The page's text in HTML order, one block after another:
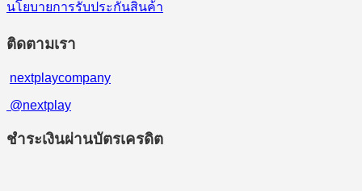
นโยบายการรับประกันสินค้า
ติดตามเรา
nextplaycompany
@nextplay
ชำระเงินผ่านบัตรเครดิต